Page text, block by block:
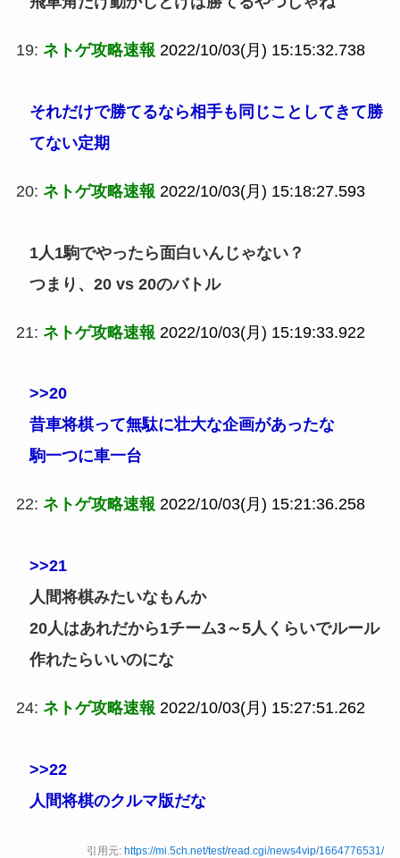
19: ネトゲ攻略速報 2022/10/03(月) 15:15:32.738
それだけで勝てるなら相手も同じことしてきて勝
てない定期
20: ネトゲ攻略速報 2022/10/03(月) 15:18:27.593
1人1駒でやったら面白いんじゃない？
つまり、20 vs 20のバトル
21: ネトゲ攻略速報 2022/10/03(月) 15:19:33.922
>>20
昔車将棋って無駄に壮大な企画があったな
駒一つに車一台
22: ネトゲ攻略速報 2022/10/03(月) 15:21:36.258
>>21
人間将棋みたいなもんか
20人はあれだから1チーム3～5人くらいでルール
作れたらいいのにな
24: ネトゲ攻略速報 2022/10/03(月) 15:27:51.262
>>22
人間将棋のクルマ版だな
引用元: https://mi.5ch.net/test/read.cgi/news4vip/1664776531/